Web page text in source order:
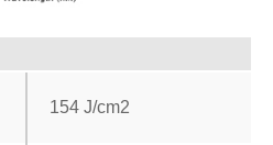
154 J/cm2